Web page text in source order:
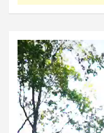
Video
Player